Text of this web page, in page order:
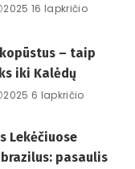
2025 16 lapkričio
– taip
iki Kalėdų
2025 6 lapkričio
Lekėčiuose
pasaulis